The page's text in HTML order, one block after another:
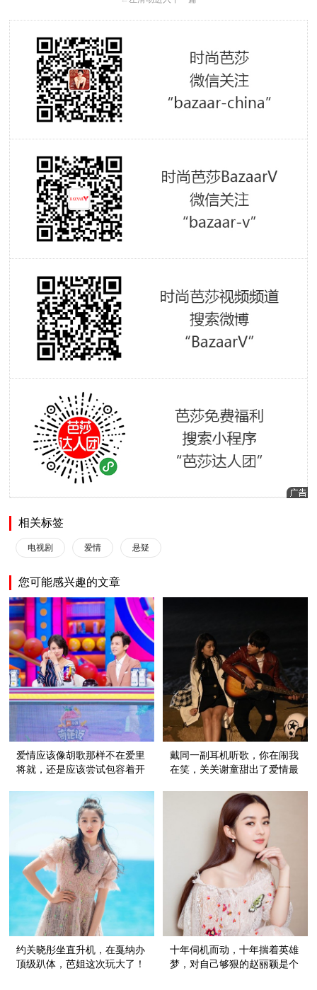
相关标签
电视剧 爱情 悬疑
您可能感兴趣的文章
爱情应该像胡歌那样不在爱里
将就，还是应该尝试包容着开
戴同一副耳机听歌，你在闹我
在笑，关关谢童甜出了爱情最
约关晓彤坐直升机，在戛纳办
顶级趴体，芭姐这次玩大了！
十年伺机而动，十年揣着英雄
梦，对自己够狠的赵丽颖是个